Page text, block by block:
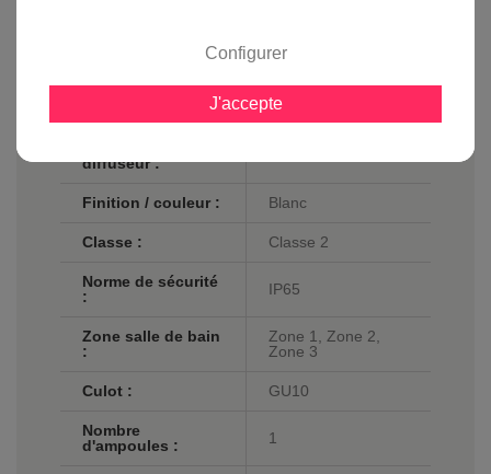
Profondeur en cm
11.5
Acier
diffuseur :
Finition / couleur : Blanc
Classe : Classe 2
Norme de sécurité
:
IP65
Zone salle de bain
:
Zone 1, Zone 2,
Zone 3
Culot : GU10
Nombre
d'ampoules :
1
Configurer
J'accepte